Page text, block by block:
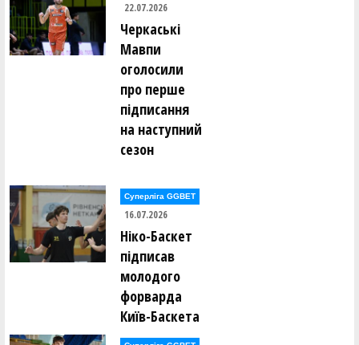
Павло Рязанцев (ІНВАСПОРТ Дніпро)
Євгеній Савченко (Politekhnik Kharkiv)
Олександр Сидорук (КИЇВ-БАСКЕТ (Київ))
Ярослав Скрипець (БІПА (Одеса))
Дмитро Сорочан (БК "ЗАПОРІЖЖЯ" (Запоріжжя))
Богдан Сосой (Fresh Cucumbers)
Нікола Спасич (Politekhnik Kharkiv)
22.07.2026
Черкаські
Мавпи
оголосили
про перше
підписання
на наступний
сезон
Суперліга GGBET
16.07.2026
Ніко-Баскет
підписав
молодого
форварда
Київ-Баскета